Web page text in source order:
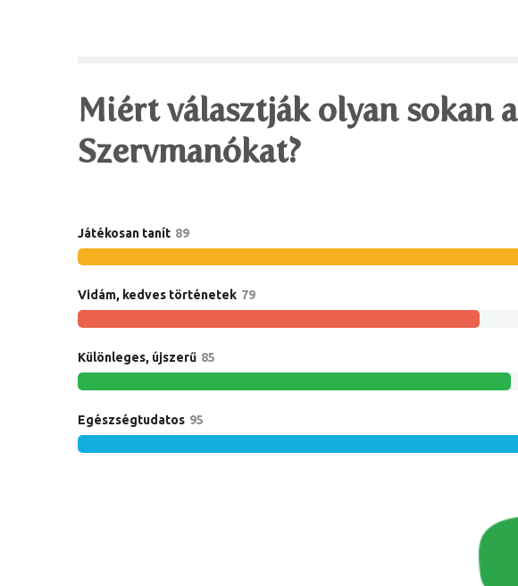
Miért választják olyan sokan a
Szervmanókat?
Játékosan tanít 89
Vidám, kedves történetek 79
Különleges, újszerű 85
Egészségtudatos 95